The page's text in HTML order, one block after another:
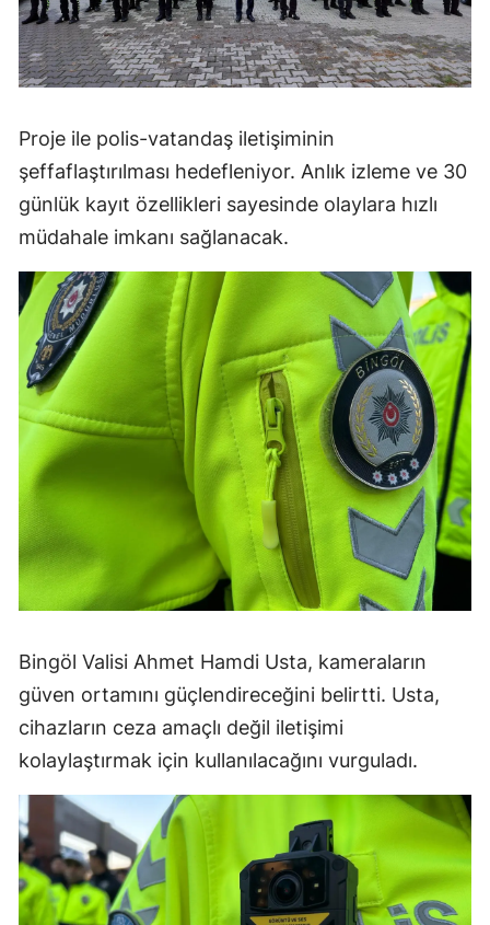
Proje ile polis-vatandaş iletişiminin
şeffaflaştırılması hedefleniyor. Anlık izleme ve 30
günlük kayıt özellikleri sayesinde olaylara hızlı
müdahale imkanı sağlanacak.
Bingöl Valisi Ahmet Hamdi Usta, kameraların
güven ortamını güçlendireceğini belirtti. Usta,
cihazların ceza amaçlı değil iletişimi
kolaylaştırmak için kullanılacağını vurguladı.